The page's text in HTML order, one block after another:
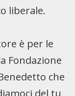
liberale.
è per le
Fondazione
che
del tu